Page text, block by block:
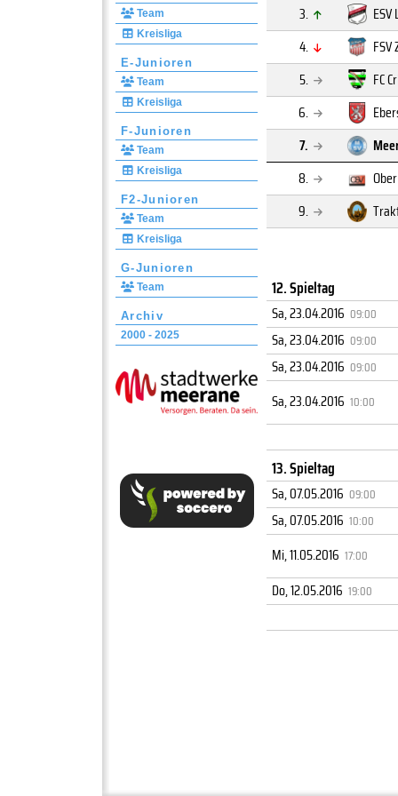
Team
Kreisliga
E-Junioren
Team
Kreisliga
F-Junioren
Team
Kreisliga
F2-Junioren
Team
Kreisliga
G-Junioren
Team
Archiv
2000 - 2025
3.
4.
5.
FC
6.
7.
8.
9.
12. Spieltag
Sa, 23.04.2016 09:00
Sa, 23.04.2016 09:00
Sa, 23.04.2016 09:00
Sa, 23.04.2016 10:00
13. Spieltag
Sa, 07.05.2016 09:00
Sa, 07.05.2016 10:00
Mi, 11.05.2016 17:00
Do, 12.05.2016 19:00